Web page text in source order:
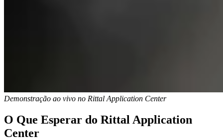
Demonstração ao vivo no Rittal Application Center
O Que Esperar do Rittal Application
Center